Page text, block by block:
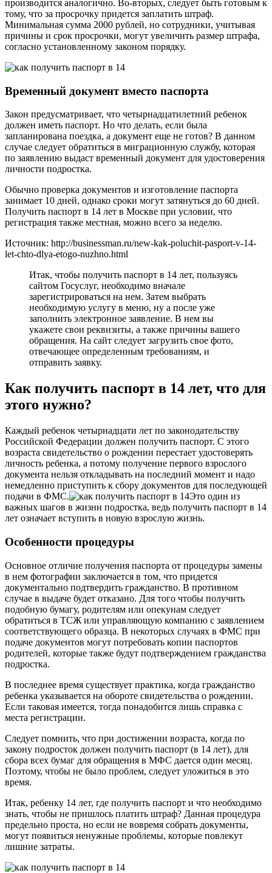
производится аналогично. Во-вторых, следует быть готовым к
тому, что за просрочку придется заплатить штраф.
Минимальная сумма 2000 рублей, но сотрудники, учитывая
причины и срок просрочки, могут увеличить размер штрафа,
согласно установленному законом порядку.
Временный документ вместо паспорта
Закон предусматривает, что четырнадцатилетний ребенок
должен иметь паспорт. Но что делать, если была
запланирована поездка, а документ еще не готов? В данном
случае следует обратиться в миграционную службу, которая
по заявлению выдаст временный документ для удостоверения
личности подростка.
Обычно проверка документов и изготовление паспорта
занимает 10 дней, однако сроки могут затянуться до 60 дней.
Получить паспорт в 14 лет в Москве при условии, что
регистрация также местная, можно всего за неделю.
Источник: http://businessman.ru/new-kak-poluchit-pasport-v-14-
let-chto-dlya-etogo-nuzhno.html
Итак, чтобы получить паспорт в 14 лет, пользуясь
сайтом Госуслуг, необходимо вначале
зарегистрироваться на нем. Затем выбрать
необходимую услугу в меню, ну а после уже
заполнить электронное заявление. В нем вы
укажете свои реквизиты, а также причины вашего
обращения. На сайт следует загрузить свое фото,
отвечающее определенным требованиям, и
отправить заявку.
Как получить паспорт в 14 лет, что для
этого нужно?
Каждый ребенок четырнадцати лет по законодательству
Российской Федерации должен получить паспорт. С этого
возраста свидетельство о рождении перестает удостоверять
личность ребенка, а потому получение первого взрослого
документа нельзя откладывать на последний момент и надо
немедленно приступить к сбору документов для последующей
подачи в ФМС.
Это один из
важных шагов в жизни подростка, ведь получить паспорт в 14
лет означает вступить в новую взрослую жизнь.
Особенности процедуры
Основное отличие получения паспорта от процедуры замены
в нем фотографии заключается в том, что придется
документально подтвердить гражданство. В противном
случае в выдаче будет отказано. Для того чтобы получить
подобную бумагу, родителям или опекунам следует
обратиться в ТСЖ или управляющую компанию с заявлением
соответствующего образца. В некоторых случаях в ФМС при
подаче документов могут потребовать копии паспортов
родителей, которые также будут подтверждением гражданства
подростка.
В последнее время существует практика, когда гражданство
ребенка указывается на обороте свидетельства о рождении.
Если таковая имеется, тогда понадобится лишь справка с
места регистрации.
Следует помнить, что при достижении возраста, когда по
закону подросток должен получить паспорт (в 14 лет), для
сбора всех бумаг для обращения в МФС дается один месяц.
Поэтому, чтобы не было проблем, следует уложиться в это
время.
Итак, ребенку 14 лет, где получить паспорт и что необходимо
знать, чтобы не пришлось платить штраф? Данная процедура
предельно проста, но если не вовремя собрать документы,
могут появиться ненужные проблемы, которые повлекут
лишние затраты.